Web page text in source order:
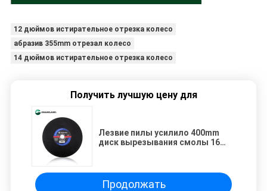
12 дюймов истирательное отрезка колесо
абразив 355mm отрезал колесо
14 дюймов истирательное отрезка колесо
Получить лучшую цену для
Лезвие пилы усилило 400mm
диск вырезывания смолы 16
Продолжать